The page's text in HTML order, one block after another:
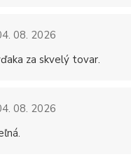
08. 2026
za skvelý tovar.
08. 2026